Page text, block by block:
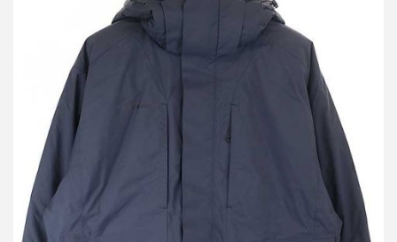
マムート Floeberg HS Thermo Hooded Jacket 1010-29140 ダウン
詳しく見る